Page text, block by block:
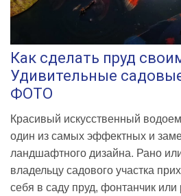
Как сделать пруд
Удивительные
ФОТО
Красивый искусственный
один из самых эффектных и
ландшафтного дизайна. Рано
владельцу садового участка
себя в саду пруд, фонтанчик или